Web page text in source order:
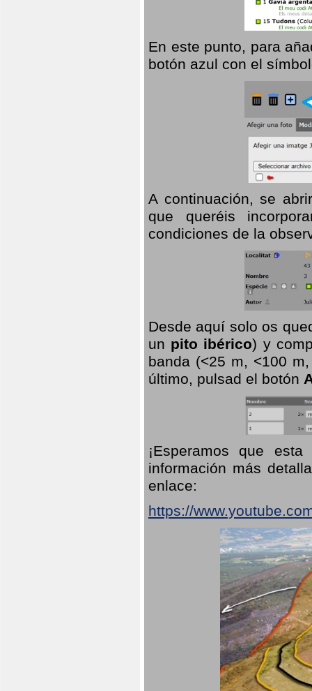
En este punto, para
botón azul con el
A continuación, se
que queréis
condiciones de la
Desde aquí solo os
un pito ibérico) y
banda (<25 m, <100
último, pulsad el botón
¡Esperamos que
información más
enlace:
https://